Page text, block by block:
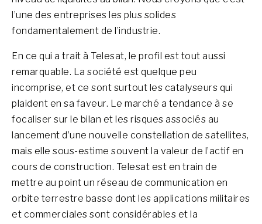
l’une des entreprises les plus solides
fondamentalement de l’industrie.
En ce qui a trait à Telesat, le profil est tout aussi
remarquable. La société est quelque peu
incomprise, et ce sont surtout les catalyseurs qui
plaident en sa faveur. Le marché a tendance à se
focaliser sur le bilan et les risques associés au
lancement d’une nouvelle constellation de satellites,
mais elle sous-estime souvent la valeur de l’actif en
cours de construction. Telesat est en train de
mettre au point un réseau de communication en
orbite terrestre basse dont les applications militaires
et commerciales sont considérables et la